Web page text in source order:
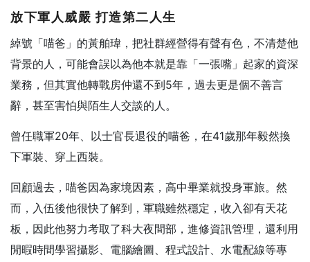
放下軍人威嚴打造第二人生
綽號「喵爸」的黃舶瑋，把社群經營得有聲有色，不清楚他
背景的人，可能會誤以為他本就是靠「一張嘴」起家的資深
業務，但其實他轉戰房仲還不到5年，過去更是個不善言
辭，甚至害怕與陌生人交談的人。
曾任職軍20年、以士官長退役的喵爸，在41歲那年毅然換
下軍裝、穿上西裝。
回顧過去，喵爸因為家境因素，高中畢業就投身軍旅。然
而，入伍後他很快了解到，軍職雖然穩定，收入卻有天花
板，因此他努力考取了科大夜間部，進修資訊管理，還利用
閒暇時間學習攝影、電腦繪圖、程式設計、水電配線等專